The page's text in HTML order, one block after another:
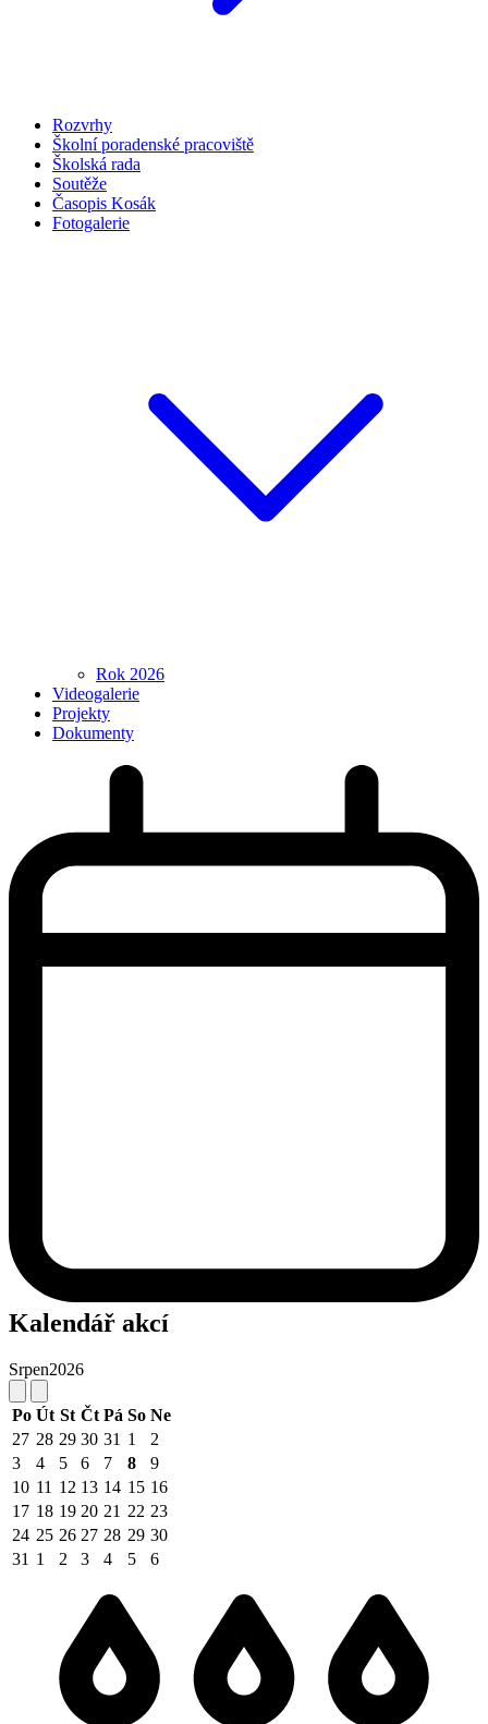
Rozvrhy
Školní poradenské pracoviště
Školská rada
Soutěže
Časopis Kosák
Fotogalerie
Rok 2026
Videogalerie
Projekty
Dokumenty
Kalendář akcí
Srpen2026
Po Út St Čt Pá So Ne
27 28 29 30 31 1
2
3
4 5 6 7 8
9
10 11 12 13 14 15 16
17 18 19 20 21 22 23
24 25 26 27 28 29 30
31 1 2 3 4 5 6